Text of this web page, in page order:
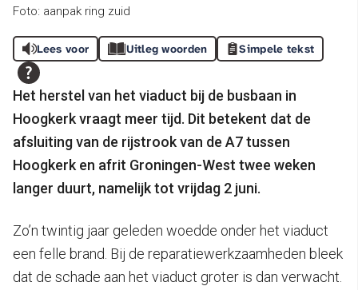
Foto: aanpak ring zuid
Lees voor Uitleg woorden Simpele tekst
Het herstel van het viaduct bij de busbaan in
Hoogkerk vraagt meer tijd. Dit betekent dat de
afsluiting van de rijstrook van de A7 tussen
Hoogkerk en afrit Groningen-West twee weken
langer duurt, namelijk tot vrijdag 2 juni.
Zo’n twintig jaar geleden woedde onder het viaduct
een felle brand. Bij de reparatiewerkzaamheden bleek
dat de schade aan het viaduct groter is dan verwacht.